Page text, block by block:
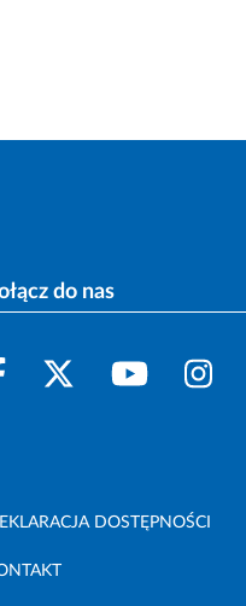
do nas
DOSTĘPNOŚCI